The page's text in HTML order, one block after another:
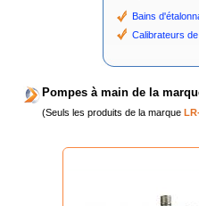
Bains
Calibrateurs
Pompes à main de la
(Seuls les produits de la marque